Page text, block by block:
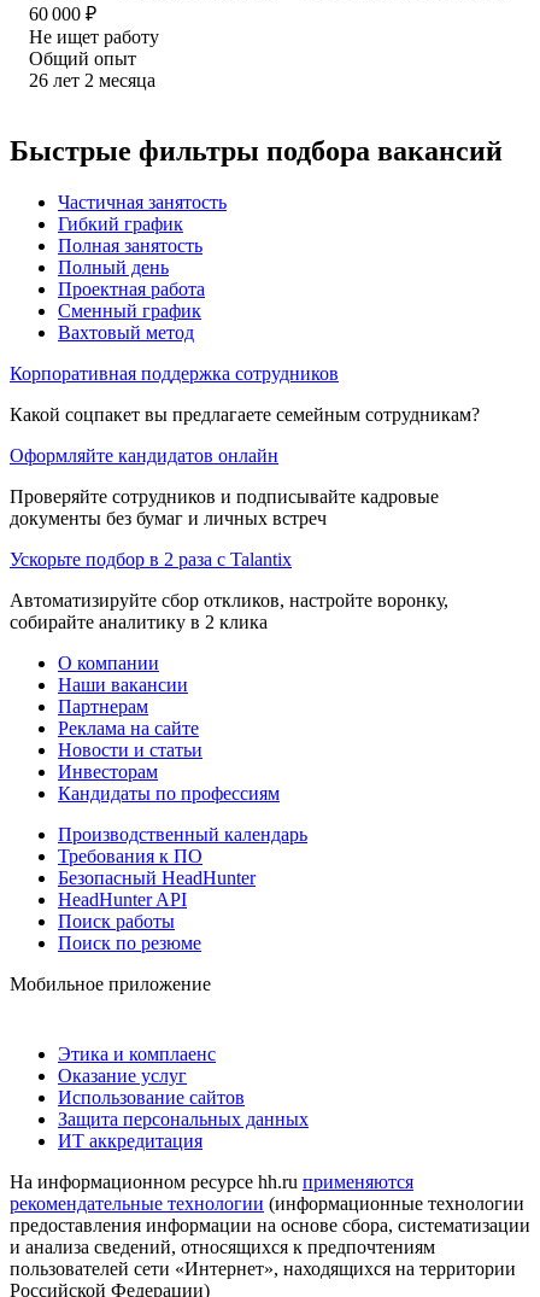
60 000 ₽
Не ищет работу
Общий опыт
26 лет 2 месяца
Быстрые фильтры подбора вакансий
Частичная занятость
Гибкий график
Полная занятость
Полный день
Проектная работа
Сменный график
Вахтовый метод
Корпоративная поддержка сотрудников
Какой соцпакет вы предлагаете семейным сотрудникам?
Оформляйте кандидатов онлайн
Проверяйте сотрудников и подписывайте кадровые
документы без бумаг и личных встреч
Ускорьте подбор в 2 раза с Talantix
Автоматизируйте сбор откликов, настройте воронку,
собирайте аналитику в 2 клика
О компании
Наши вакансии
Партнерам
Реклама на сайте
Новости и статьи
Инвесторам
Кандидаты по профессиям
Производственный календарь
Требования к ПО
Безопасный HeadHunter
HeadHunter API
Поиск работы
Поиск по резюме
Мобильное приложение
Этика и комплаенс
Оказание услуг
Использование сайтов
Защита персональных данных
ИТ аккредитация
На информационном ресурсе hh.ru применяются
рекомендательные технологии (информационные технологии
предоставления информации на основе сбора, систематизации
и анализа сведений, относящихся к предпочтениям
пользователей сети «Интернет», находящихся на территории
Российской Федерации)